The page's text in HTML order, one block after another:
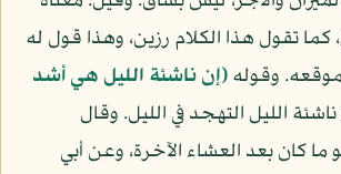
تقول هذا الكلام رزين، وهذا قول له
موقعه. وقوله(إن ناشئة الليل هي أشد
الليل التهجد في الليل. وقال
كان بعد العشاء الآخرة، وعن أبي